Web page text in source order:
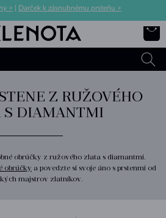
> Darček k zásnubnému prsteňu >
Z RUŽOVÉHO
S DIAMANTMI
obrúčky z ružového zlata s diamantmi.
obrúčky a povedzte si svoje áno s prstenmi od
majstrov zlatníkov.